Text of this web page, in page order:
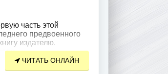
часть этой
предвоенного
издателю.
ЧИТАТЬ ОНЛАЙН